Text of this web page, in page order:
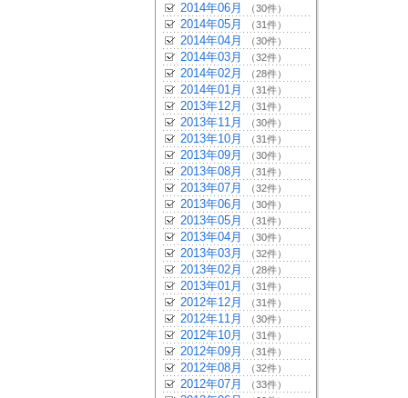
2014年06月 （30件）
2014年05月 （31件）
2014年04月 （30件）
2014年03月 （32件）
2014年02月 （28件）
2014年01月 （31件）
2013年12月 （31件）
2013年11月 （30件）
2013年10月 （31件）
2013年09月 （30件）
2013年08月 （31件）
2013年07月 （32件）
2013年06月 （30件）
2013年05月 （31件）
2013年04月 （30件）
2013年03月 （32件）
2013年02月 （28件）
2013年01月 （31件）
2012年12月 （31件）
2012年11月 （30件）
2012年10月 （31件）
2012年09月 （31件）
2012年08月 （32件）
2012年07月 （33件）